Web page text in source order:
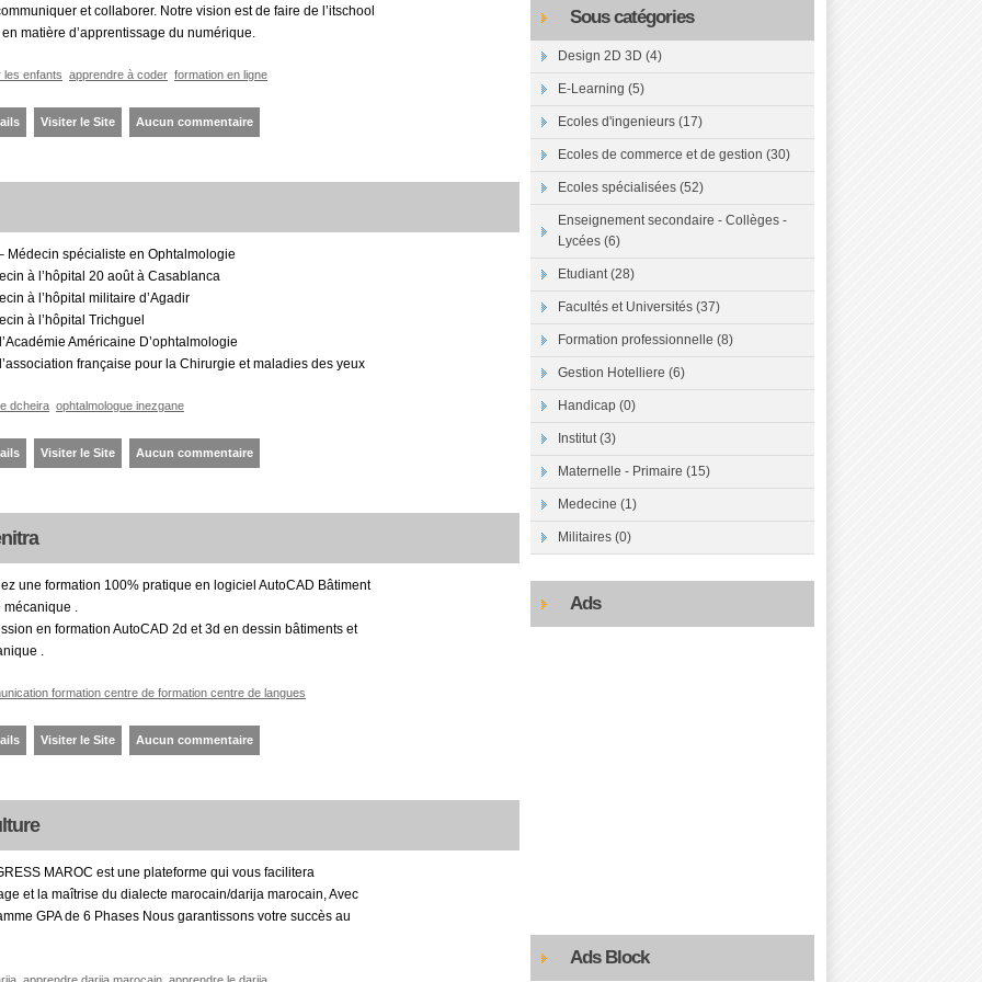
et collaborer. Notre vision est de faire de l’itschool
matière d’apprentissage du numérique.
les enfants apprendre à coder formation en ligne
Visiter le Site Aucun commentaire
Médecin spécialiste en Ophtalmologie
à l’hôpital 20 août à Casablanca
à l’hôpital militaire d’Agadir
à l’hôpital Trichguel
Américaine D’ophtalmologie
française pour la Chirurgie et maladies des yeux
dcheira ophtalmologue inezgane
Visiter le Site Aucun commentaire
une formation 100% pratique en logiciel AutoCAD Bâtiment
mécanique .
en formation AutoCAD 2d et 3d en dessin bâtiments et
.
formation centre de formation centre de langues
Visiter le Site Aucun commentaire
MAROC est une plateforme qui vous facilitera
et la maîtrise du dialecte marocain/darija marocain, Avec
GPA de 6 Phases Nous garantissons votre succès au
Sous catégories
Design 2D 3D (4)
E-Learning (5)
Ecoles d'ingenieurs (17)
Ecoles de commerce et de gestion (30)
Ecoles spécialisées (52)
Enseignement secondaire - Collèges -
Lycées (6)
Etudiant (28)
Facultés et Universités (37)
Formation professionnelle (8)
Gestion Hotelliere (6)
Handicap (0)
Institut (3)
Maternelle - Primaire (15)
Medecine (1)
Militaires (0)
Ads
Ads Block